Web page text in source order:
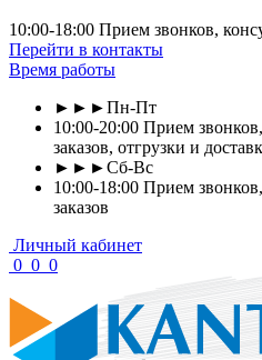
10:00-18:00 Прием звонков,
Перейти в контакты
Время работы
►►►Пн-Пт
10:00-20:00 Прием
заказов, отгрузки и
►►►Сб-Вс
10:00-18:00 Прием
заказов
Личный кабинет
0 0 0